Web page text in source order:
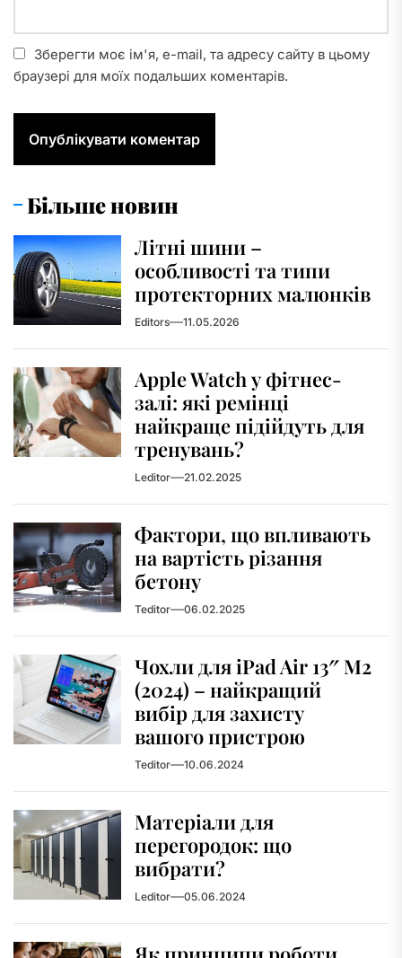
Зберегти моє ім'я, e-mail, та адресу сайту в цьому
браузері для моїх подальших коментарів.
Більше новин
Літні шини –
особливості та типи
протекторних малюнків
Editors 11.05.2026
Apple Watch у фітнес-
залі: які ремінці
найкраще підійдуть для
тренувань?
Leditor 21.02.2025
Фактори, що впливають
на вартість різання
бетону
Teditor 06.02.2025
Чохли для iPad Air 13″ M2
(2024) – найкращий
вибір для захисту
вашого пристрою
Teditor 10.06.2024
Матеріали для
перегородок: що
вибрати?
Leditor 05.06.2024